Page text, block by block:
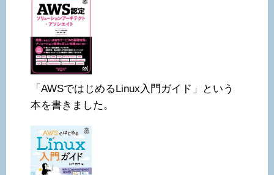
「AWSではじめるLinux入門ガイド」という
本を書きました。